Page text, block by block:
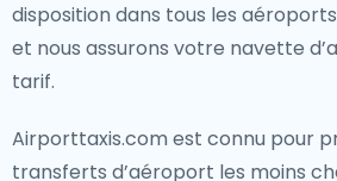
disposition dans tous les
et nous assurons votre navette
tarif.
Airporttaxis.com est connu pour
transferts d’aéroport les moins